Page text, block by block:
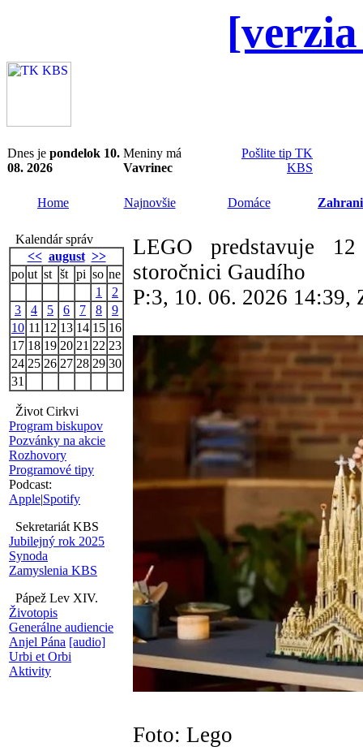
Dnes je pondelok 10.
08. 2026
Meniny má
Vavrinec
Pošlite tip TK
KBS
Home Najnovšie Domáce
Kalendár správ
<< august >>
po ut st št pi so ne
1
2
3
4 5 6 7 8
9
10 11 12 13 14 15 16
17 18 19 20 21 22 23
24 25 26 27 28 29 30
31
Život Cirkvi
Program biskupov
Pozvánky na akcie
Rozhovory
Programové tipy
Podcast:
Apple|Spotify
Sekretariát KBS
Jubilejný rok 2025
Synoda
Zamyslenia KBS
Pápež Lev XIV.
Životopis
Generálne audiencie
Anjel Pána [audio]
Urbi et Orbi
Aktivity
LEGO predstavuje
storočnici Gaudího
P:3, 10. 06. 2026 14:39,
Foto: Lego